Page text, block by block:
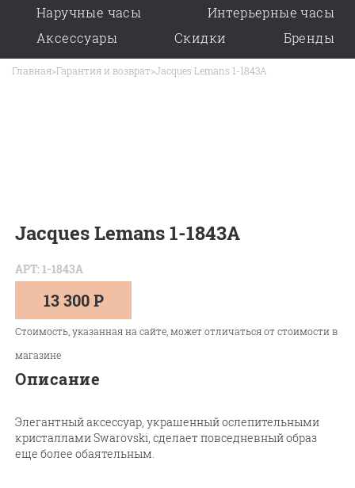
Наручные часы
Интерьерные часы
Аксессуары
Скидки Бренды
Главная>Гарантия и возврат>Jacques Lemans 1-1843A
Jacques Lemans 1-1843A
АРТ: 1-1843A
13 300 Р
Стоимость, указанная на сайте, может отличаться от стоимости в
магазине
Описание
Элегантный аксессуар, украшенный ослепительными
кристаллами Swarovski, сделает повседневный образ
еще более обаятельным.